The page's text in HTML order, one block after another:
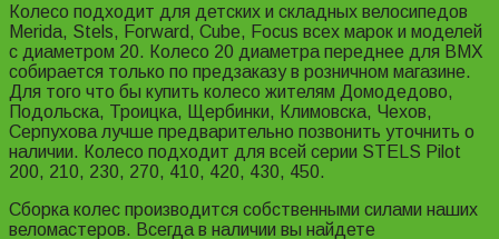
Колесо подходит для детских и складных велосипедов
Merida, Stels, Forward, Cube, Focus всех марок и моделей
с диаметром 20. Колесо 20 диаметра переднее для BMX
собирается только по предзаказу в розничном магазине.
Для того что бы купить колесо жителям Домодедово,
Подольска, Троицка, Щербинки, Климовска, Чехов,
Серпухова лучше предварительно позвонить уточнить о
наличии. Колесо подходит для всей серии STELS Pilot
200, 210, 230, 270, 410, 420, 430, 450.
Сборка колес производится собственными силами наших
веломастеров. Всегда в наличии вы найдете